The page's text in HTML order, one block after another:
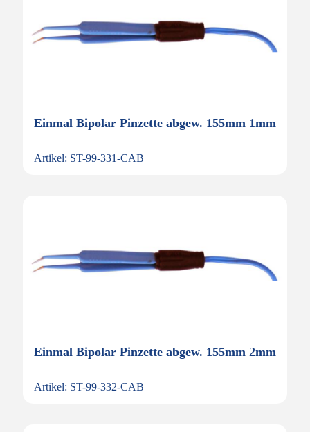
Einmal Bipolar Pinzette abgew. 155mm 1mm
Artikel: ST-99-331-CAB
Einmal Bipolar Pinzette abgew. 155mm 2mm
Artikel: ST-99-332-CAB